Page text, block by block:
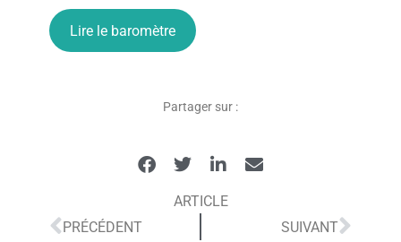
Lire le baromètre
Partager sur :
ARTICLE
PRÉCÉDENT
SUIVANT